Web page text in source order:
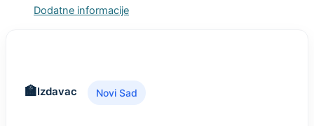
Dodatne informacije
Izdavac Novi Sad